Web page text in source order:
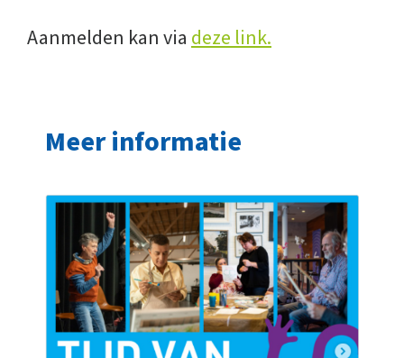
Aanmelden kan via deze link.
Meer informatie